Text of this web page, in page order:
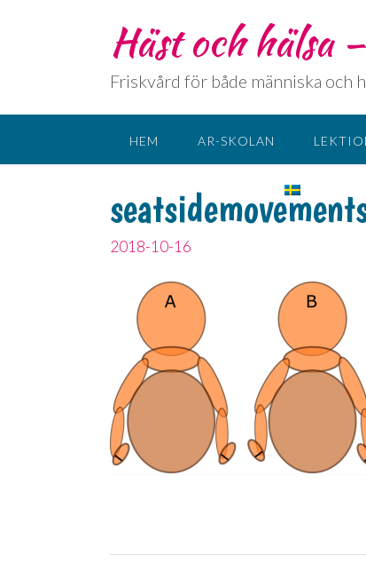
Häst och hälsa
Friskvård för både människa och
HEM AR-SKOLAN
2018-10-16